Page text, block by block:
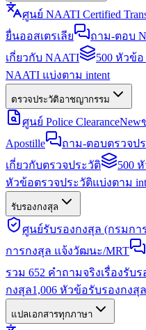
ศูนย์ NAATI Certified
ยื่นออสเตรเลีย
ถาม-ตอบ
เกี่ยวกับ NAATI
500 หัวข้
NAATI แบ่งตาม intent
ตรวจประวัติอาชญากรรม
ศูนย์ Police ClearanceNew
Apostille
ถาม-ตอบตรวจป
เกี่ยวกับตรวจประวัติ
500
หัวข้อตรวจประวัติแบ่งตาม
รับรองกงสุล
ศูนย์รับรองกงสุล (กรมกา
การกงสุล แจ้งวัฒนะ/MRT
รวม 652 คำถามจริงเรื่องรับร
กงสุล1,006 หัวข้อรับรองกงสุ
แปลเอกสารทุกภาษา